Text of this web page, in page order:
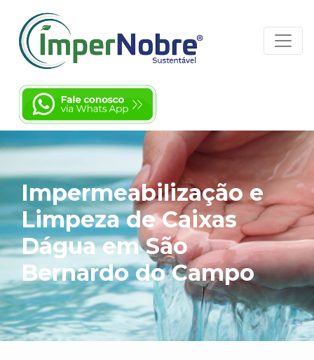
Impermeabilização e
Limpeza de Caixas
Dágua em São
Bernardo do Campo